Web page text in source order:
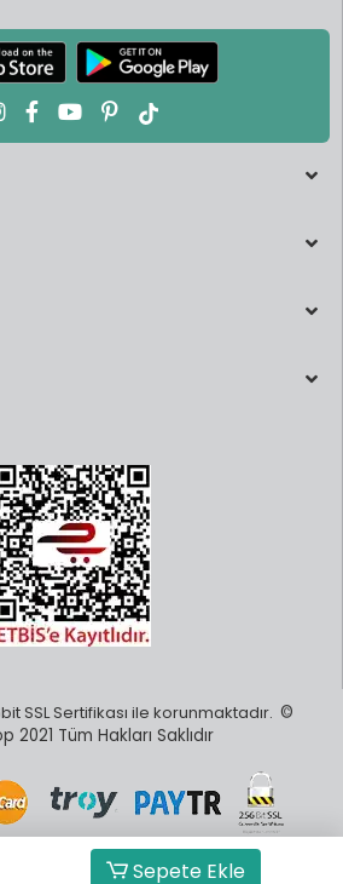
Sepete Ekle
SSL Sertifikası ile korunmaktadır. ©
2021 Tüm Hakları Saklıdır